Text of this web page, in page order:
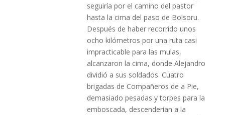
seguiría por el camino del pastor
hasta la cima del paso de Bolsoru.
Después de haber recorrido unos
ocho kilómetros por una ruta casi
impracticable para las mulas,
alcanzaron la cima, donde Alejandro
dividió a sus soldados. Cuatro
brigadas de Compañeros de a Pie,
demasiado pesadas y torpes para la
emboscada, descenderían a la